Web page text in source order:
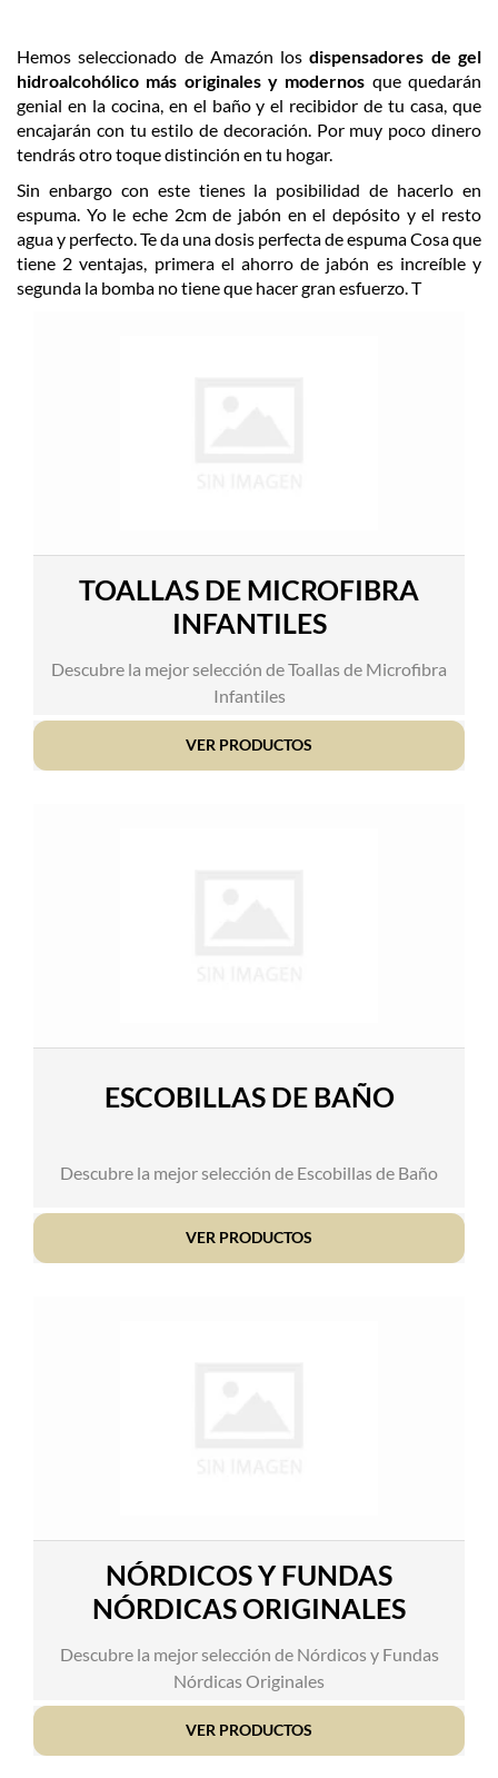
Hemos seleccionado de Amazón losdispensadores de gel
hidroalcohólico más originales y modernos que quedarán
genial en la cocina, en el baño y el recibidor de tu casa, que
encajarán con tu estilo de decoración. Por muy poco dinero
tendrás otro toque distinción en tu hogar.
Sin enbargo con este tienes la posibilidad de hacerlo en
espuma. Yo le eche 2cm de jabón en el depósito y el resto
agua y perfecto. Te da una dosis perfecta de espuma Cosa que
tiene 2 ventajas, primera el ahorro de jabón es increíble y
segunda la bomba no tiene que hacer gran esfuerzo. T
TOALLAS DE MICROFIBRA
INFANTILES
Descubre la mejor selección de Toallas de Microfibra
Infantiles
VER PRODUCTOS
ESCOBILLAS DE BAÑO
Descubre la mejor selección de Escobillas de Baño
VER PRODUCTOS
NÓRDICOS Y FUNDAS
NÓRDICAS ORIGINALES
Descubre la mejor selección de Nórdicos y Fundas
Nórdicas Originales
VER PRODUCTOS